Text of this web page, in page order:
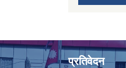
प्रतिवेदन